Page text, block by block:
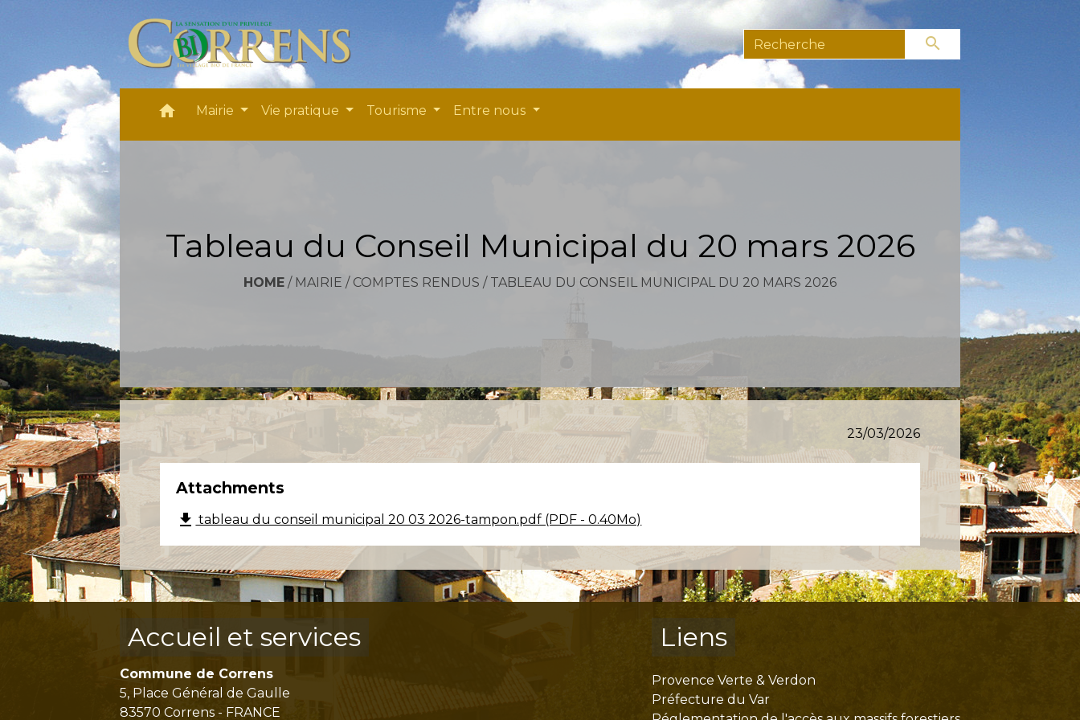
search
home Mairie Vie pratique Tourisme Entre nous
Tableau du Conseil Municipal du 20 mars 2026
HOME / MAIRIE / COMPTES RENDUS / TABLEAU DU CONSEIL MUNICIPAL DU 20 MARS 2026
23/03/2026
Attachments
file_downloadtableau du conseil municipal 20 03 2026-tampon.pdf (PDF - 0.40Mo)
Accueil et services
Commune de Correns
5, Place Général de Gaulle
83570 Correns - FRANCE
Liens
Provence Verte & Verdon
Préfecture du Var